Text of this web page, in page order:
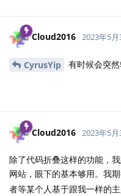
Cloud2016 2023年5月
CyrusYip 有时候会突
Cloud2016 2023年5月
除了代码折叠这样的功能，
网站，眼下的基本够用。我
者等某个人基于跟我一样的